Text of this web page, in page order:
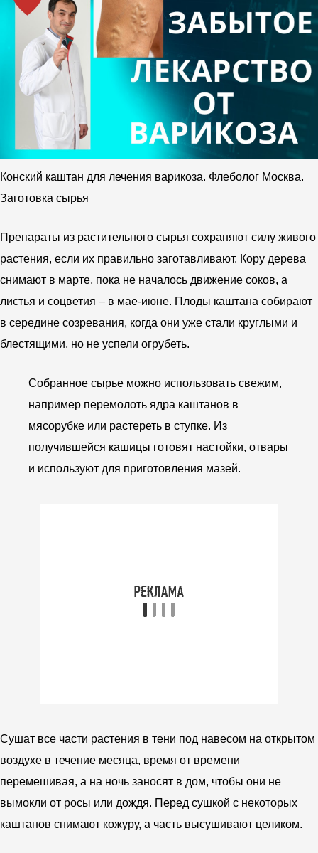
Конский каштан для лечения варикоза. Флеболог Москва.
Заготовка сырья
Препараты из растительного сырья сохраняют силу живого
растения, если их правильно заготавливают. Кору дерева
снимают в марте, пока не началось движение соков, а
листья и соцветия – в мае-июне. Плоды каштана собирают
в середине созревания, когда они уже стали круглыми и
блестящими, но не успели огрубеть.
Собранное сырье можно использовать свежим,
например перемолоть ядра каштанов в
мясорубке или растереть в ступке. Из
получившейся кашицы готовят настойки, отвары
и используют для приготовления мазей.
Сушат все части растения в тени под навесом на открытом
воздухе в течение месяца, время от времени
перемешивая, а на ночь заносят в дом, чтобы они не
вымокли от росы или дождя. Перед сушкой с некоторых
каштанов снимают кожуру, а часть высушивают целиком.